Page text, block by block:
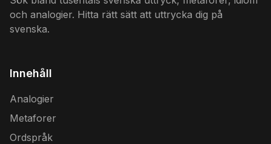
och analogier. Hitta rätt sätt att uttrycka dig på
svenska.
Innehåll
Analogier
Metaforer
Ordspråk